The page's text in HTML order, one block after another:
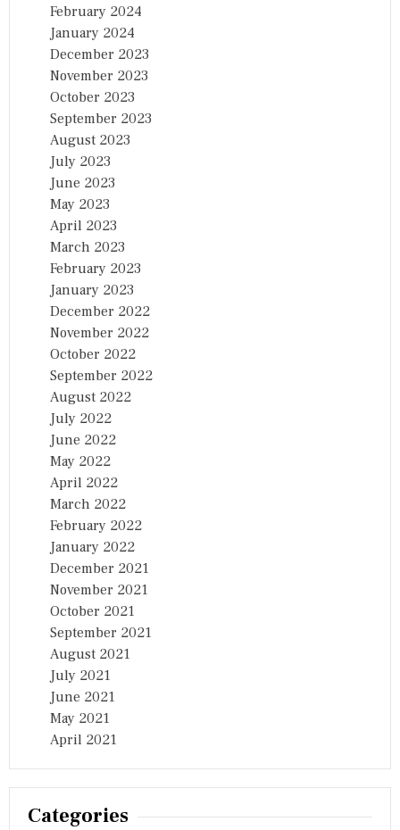
February 2024
January 2024
December 2023
November 2023
October 2023
September 2023
August 2023
July 2023
June 2023
May 2023
April 2023
March 2023
February 2023
January 2023
December 2022
November 2022
October 2022
September 2022
August 2022
July 2022
June 2022
May 2022
April 2022
March 2022
February 2022
January 2022
December 2021
November 2021
October 2021
September 2021
August 2021
July 2021
June 2021
May 2021
April 2021
Categories